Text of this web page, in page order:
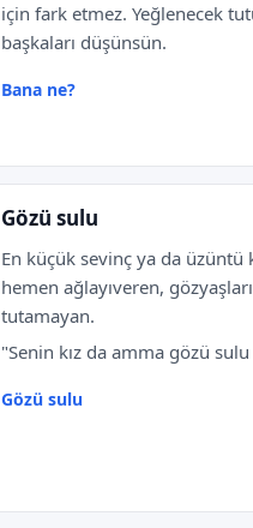
için fark etmez. Yeğlenecek
başkaları düşünsün.
Bana ne?
Gözü sulu
En küçük sevinç ya da üzüntü
hemen ağlayıveren,
tutamayan.
"Senin kız da amma gözü
Gözü sulu